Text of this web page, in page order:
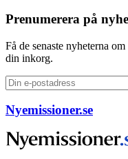
Prenumerera på
Få de senaste nyheterna
din inkorg.
Nyemissioner.se